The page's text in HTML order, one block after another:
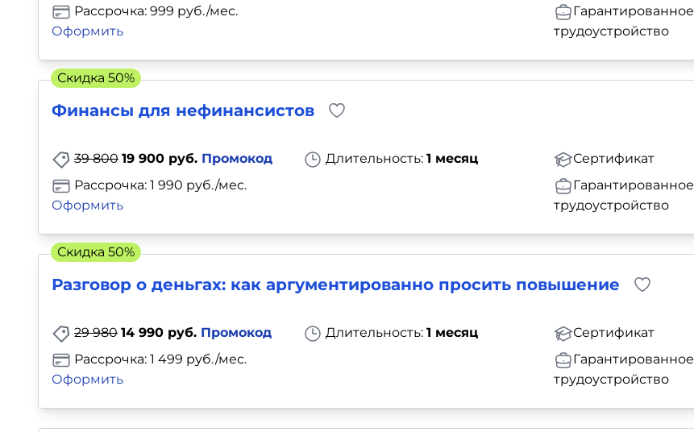
Рассрочка: 999 руб./мес.
Оформить
Гарантированное
трудоустройство
Финансы для нефинансистов
39 800 19 900 руб. Промокод Длительность: 1 месяц
Сертификат
Рассрочка: 1 990 руб./мес.
Оформить
Гарантированное
трудоустройство
Скидка 50%
Разговор о деньгах: как аргументированно просить повышение
29 980 14 990 руб. Промокод Длительность: 1 месяц
Сертификат
Рассрочка: 1 499 руб./мес.
Оформить
Гарантированное
трудоустройство
Скидка 50%